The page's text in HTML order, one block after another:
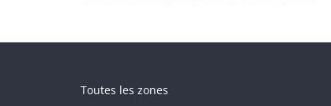
Toutes les zones